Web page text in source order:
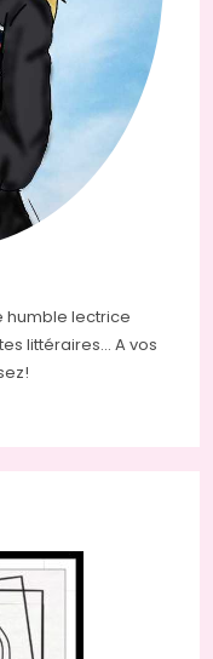
humble lectrice
littéraires... A vos